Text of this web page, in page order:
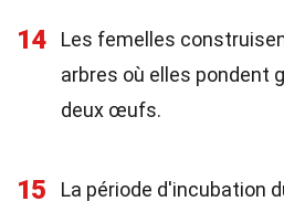
14
Les femelles
arbres où elles pondent
deux œufs.
15
La période d'incubation